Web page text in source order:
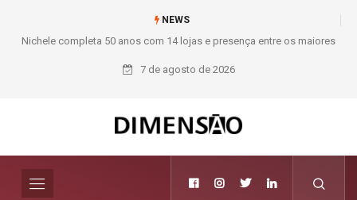
NEWS
Moda deixa de seguir tendências e passa a contar histórias; Forward
aposta na curadoria como novo luxo
7 de agosto de 2026